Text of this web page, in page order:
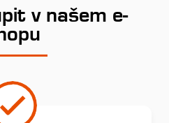
v našem e-